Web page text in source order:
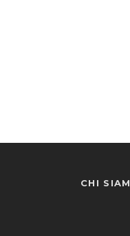
CHI